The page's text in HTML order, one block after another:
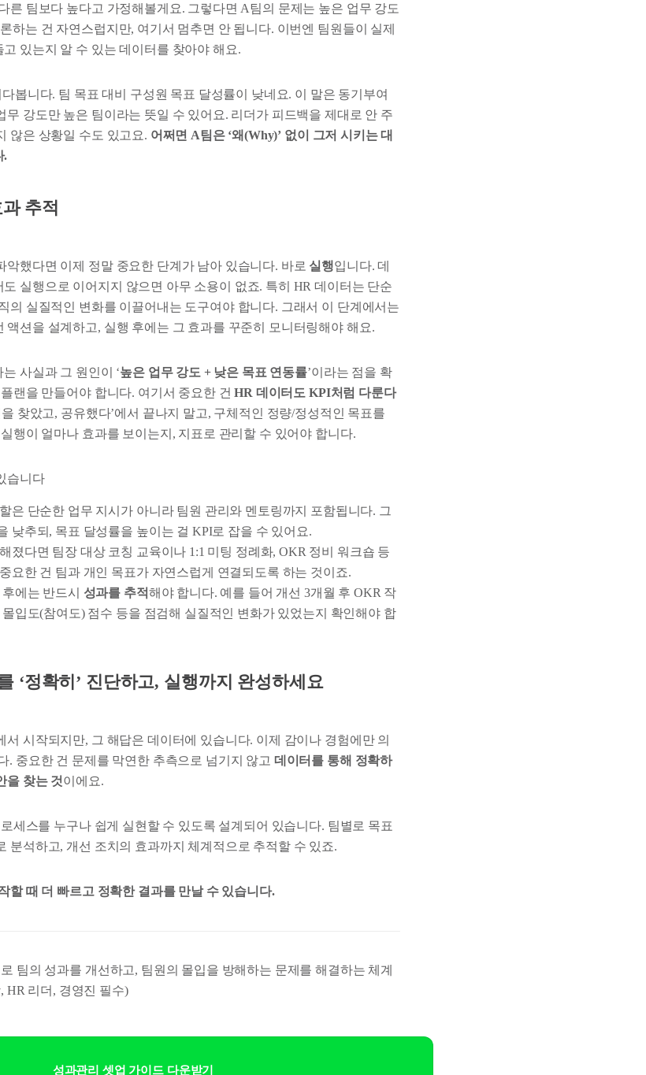
른 팀보다 높다고 가정해볼게요. 그렇다면 A팀의 문제는 높은 업무 강도
하는 건 자연스럽지만, 여기서 멈추면 안 됩니다. 이번엔 팀원들이 실제
있는지 알 수 있는 데이터를 찾아야 해요.
다봅니다. 팀 목표 대비 구성원 목표 달성률이 낮네요. 이 말은 동기부여
무 강도만 높은 팀이라는 뜻일 수 있어요. 리더가 피드백을 제대로 안 주
않은 상황일 수도 있고요. 어쩌면 A팀은 ‘왜(Why)’ 없이 그저 시키는 대
.
추적
악했다면 이제 정말 중요한 단계가 남아 있습니다. 바로 실행입니다. 데
실행으로 이어지지 않으면 아무 소용이 없죠. 특히 HR 데이터는 단순
의 실질적인 변화를 이끌어내는 도구여야 합니다. 그래서 이 단계에서는
액션을 설계하고, 실행 후에는 그 효과를 꾸준히 모니터링해야 해요.
사실과 그 원인이 ‘높은 업무 강도 + 낮은 목표 연동률’이라는 점을 확
랜을 만들어야 합니다. 여기서 중요한 건HR 데이터도 KPI처럼 다룬다
찾았고, 공유했다’에서 끝나지 말고, 구체적인 정량/정성적인 목표를
행이 얼마나 효과를 보이는지, 지표로 관리할 수 있어야 합니다.
습니다
은 단순한 업무 지시가 아니라 팀원 관리와 멘토링까지 포함됩니다. 그
낮추되, 목표 달성률을 높이는 걸 KPI로 잡을 수 있어요.
졌다면 팀장 대상 코칭 교육이나 1:1 미팅 정례화, OKR 정비 워크숍 등
요한 건 팀과 개인 목표가 자연스럽게 연결되도록 하는 것이죠.
에는 반드시 성과를 추적해야 합니다. 예를 들어 개선 3개월 후 OKR 작
입도(참여도) 점수 등을 점검해 실질적인 변화가 있었는지 확인해야 합
‘정확히’ 진단하고, 실행까지 완성하세요
서 시작되지만, 그 해답은 데이터에 있습니다. 이제 감이나 경험에만 의
. 중요한 건 문제를 막연한 추측으로 넘기지 않고 데이터를 통해 정확하
을 찾는 것이에요.
세스를 누구나 쉽게 실현할 수 있도록 설계되어 있습니다. 팀별로 목표
분석하고, 개선 조치의 효과까지 체계적으로 추적할 수 있죠.
할 때 더 빠르고 정확한 결과를 만날 수 있습니다.
팀의 성과를 개선하고, 팀원의 몰입을 방해하는 문제를 해결하는 체계
HR 리더, 경영진 필수)
성과관리 셋업 가이드 다운받기